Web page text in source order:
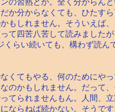
の習熟とか。全く分からん
か分からなくても、ひたす
もしれません。そういえば、
て四苦八苦して読みましたが
くらい続いても、構わず読ん
くてもやる、何のためにや
のかもしれません。だって
てられませんもん。人間、立
ならねば続かない。そうで